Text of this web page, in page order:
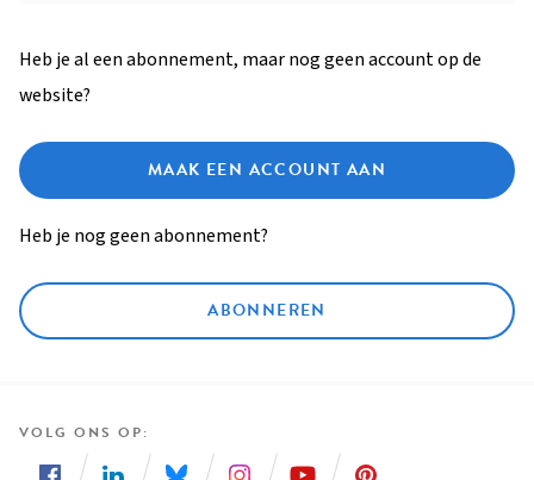
Heb je al een abonnement, maar nog geen account op de
website?
MAAK EEN ACCOUNT AAN
Heb je nog geen abonnement?
ABONNEREN
VOLG ONS OP